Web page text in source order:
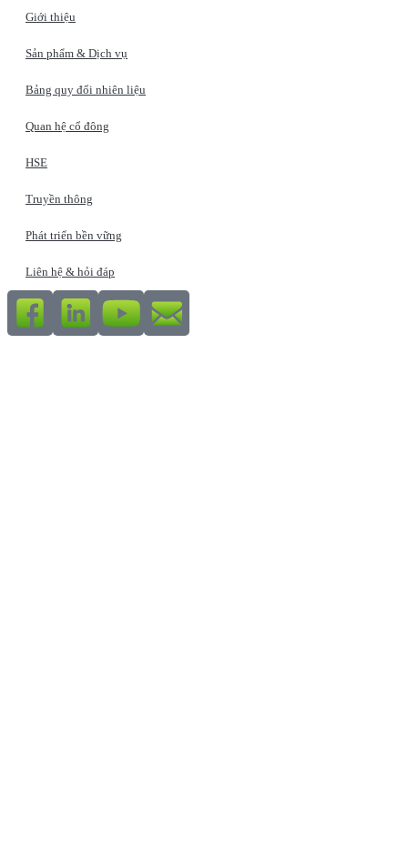
Giới thiệu
Sản phẩm & Dịch vụ
Bảng quy đổi nhiên liệu
Quan hệ cổ đông
HSE
Truyền thông
Phát triển bền vững
Liên hệ & hỏi đáp